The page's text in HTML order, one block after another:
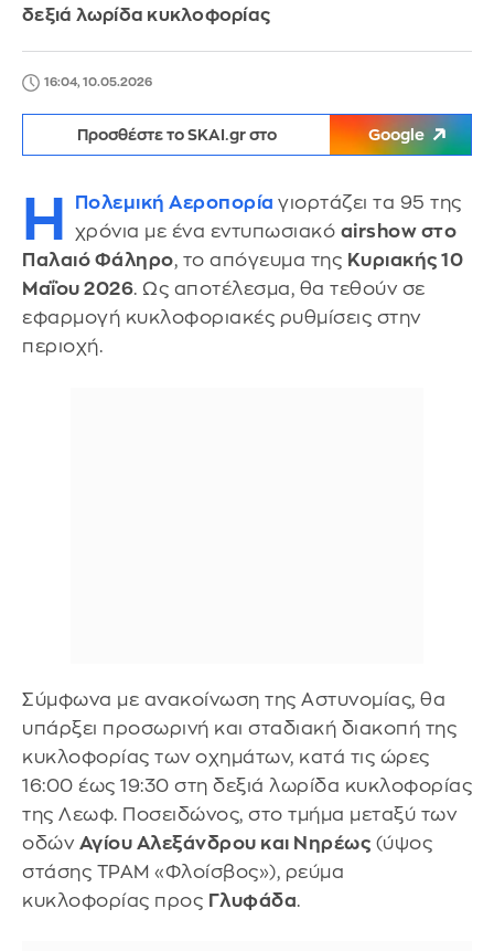
δεξιά λωρίδα κυκλοφορίας
16:04, 10.05.2026
Προσθέστε το SKAI.gr στο Google
Η Πολεμική Αεροπορία γιορτάζει τα 95 της
χρόνια με ένα εντυπωσιακό airshow στο
Παλαιό Φάληρο, το απόγευμα της Κυριακής 10
Μαΐου 2026. Ως αποτέλεσμα, θα τεθούν σε
εφαρμογή κυκλοφοριακές ρυθμίσεις στην
περιοχή.
Σύμφωνα με ανακοίνωση της Αστυνομίας, θα
υπάρξει προσωρινή και σταδιακή διακοπή της
κυκλοφορίας των οχημάτων, κατά τις ώρες
16:00 έως 19:30 στη δεξιά λωρίδα κυκλοφορίας
της Λεωφ. Ποσειδώνος, στο τμήμα μεταξύ των
οδών Αγίου Αλεξάνδρου και Νηρέως (ύψος
στάσης ΤΡΑΜ «Φλοίσβος»), ρεύμα
κυκλοφορίας προς Γλυφάδα.